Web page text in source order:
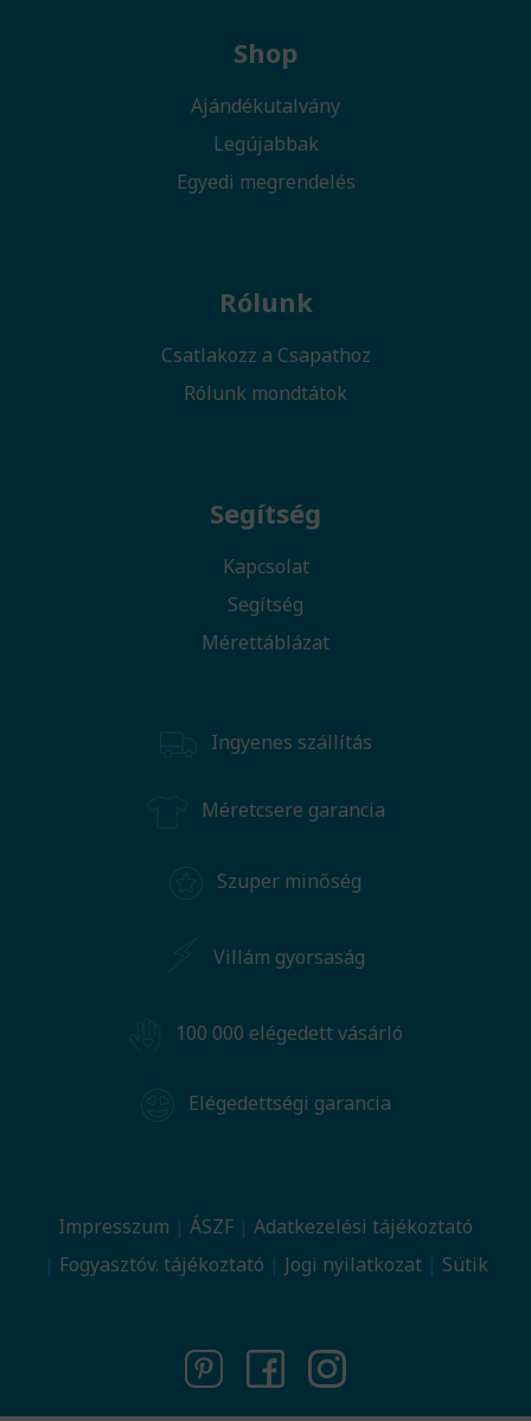
Shop
Ajándékutalvány
Legújabbak
Egyedi megrendelés
Rólunk
Csatlakozz a Csapathoz
Rólunk mondtátok
Segítség
Kapcsolat
Segítség
Mérettáblázat
Ingyenes szállítás
Méretcsere garancia
Szuper minőség
Villám gyorsaság
100 000 elégedett vásárló
Elégedettségi garancia
Impresszum ÁSZF
Adatkezelési tájékoztató
Fogyasztóv. tájékoztató
Jogi nyilatkozat Sütik